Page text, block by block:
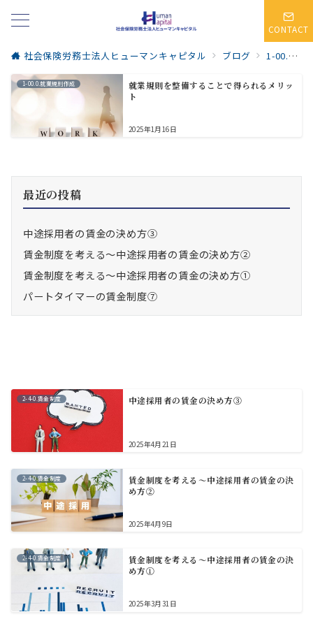
CONTACT
社会保険労務士法人ヒューマンキャピタル ブログ 1-00.0.就業規則作成
1-00.0.就業規則作成
就業規則を整備することで得られるメリッ
ト
2025年1月16日
最近の投稿
中途採用者の賃金の決め方③
賃金制度を考える～中途採用者の賃金の決め方②
賃金制度を考える～中途採用者の賃金の決め方①
パートタイマーの賃金制度⑦
2-4-0.賃金制度 中途採用者の賃金の決め方③
2025年4月21日
2-4-0.賃金制度
賃金制度を考える～中途採用者の賃金の決
め方②
2025年4月9日
2-4-0.賃金制度
賃金制度を考える～中途採用者の賃金の決
め方①
2025年3月31日